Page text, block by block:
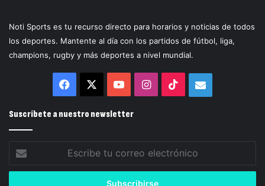
Noti Sports es tu recurso directo para horarios y noticias de todos
los deportes. Mantente al día con los partidos de fútbol, liga,
champions, rugby y más deportes a nivel mundial.
Facebook YouTubeInstagram
TikTokCorreo
Suscríbete a nuestro newsletter
correo